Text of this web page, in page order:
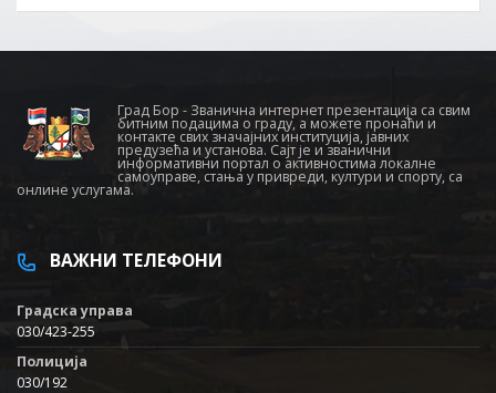
Град Бор - Званична интернет презентација са свим
битним подацима о граду, а можете пронаћи и
контакте свих значајних институција, јавних
предузећа и установа. Сајт је и званични
информативни портал о активностима локалне
самоуправе, стања у привреди, култури и спорту, са
онлине услугама.
ВАЖНИ ТЕЛЕФОНИ
Градска управа
030/423-255
Полиција
030/192